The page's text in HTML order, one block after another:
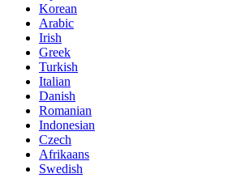
Korean
Arabic
Irish
Greek
Turkish
Italian
Danish
Romanian
Indonesian
Czech
Afrikaans
Swedish